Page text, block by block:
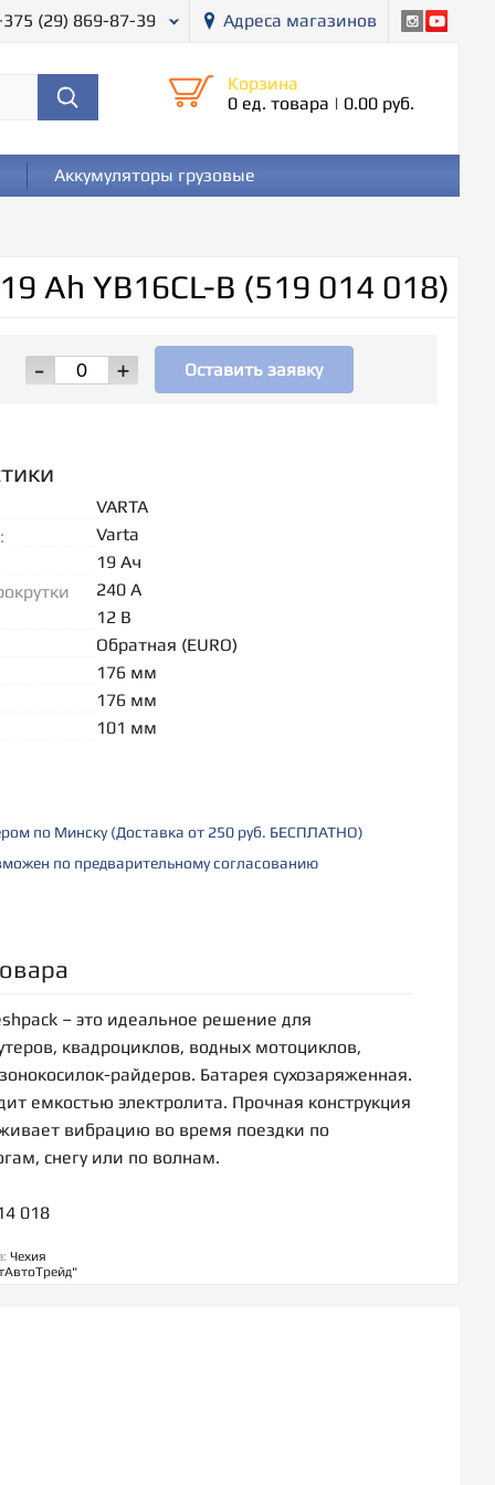
(29) 869-87-39 Адреса магазинов
Корзина
0 ед. товара | 0.00 руб.
Аккумуляторы грузовые
Ah YB16CL-B (519 014 018)
- + Оставить заявку
VARTA
Varta
19 Ач
240 А
12 В
Обратная (EURO)
176 мм
176 мм
101 мм
по Минску (Доставка от 250 руб. БЕСПЛАТНО)
по предварительному согласованию
– это идеальное решение для
квадроциклов, водных мотоциклов,
райдеров. Батарея сухозаряженная.
емкостью электролита. Прочная конструкция
вибрацию во время поездки по
снегу или по волнам.
018
Чехия